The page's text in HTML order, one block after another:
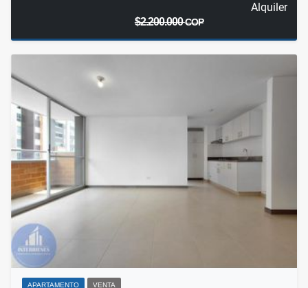
Alquiler
$2.200.000COP
APARTAMENTO VENTA